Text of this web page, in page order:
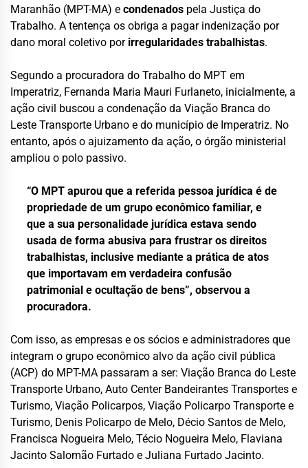
Maranhão (MPT-MA) e condenados pela Justiça do
Trabalho. A tentença os obriga a pagar indenização por
dano moral coletivo por irregularidades trabalhistas.
Segundo a procuradora do Trabalho do MPT em
Imperatriz, Fernanda Maria Mauri Furlaneto, inicialmente, a
ação civil buscou a condenação da Viação Branca do
Leste Transporte Urbano e do município de Imperatriz. No
entanto, após o ajuizamento da ação, o órgão ministerial
ampliou o polo passivo.
“O MPT apurou que a referida pessoa jurídica é de
propriedade de um grupo econômico familiar, e
que a sua personalidade jurídica estava sendo
usada de forma abusiva para frustrar os direitos
trabalhistas, inclusive mediante a prática de atos
que importavam em verdadeira confusão
patrimonial e ocultação de bens”, observou a
procuradora.
Com isso, as empresas e os sócios e administradores que
integram o grupo econômico alvo da ação civil pública
(ACP) do MPT-MA passaram a ser: Viação Branca do Leste
Transporte Urbano, Auto Center Bandeirantes Transportes e
Turismo, Viação Policarpos, Viação Policarpo Transporte e
Turismo, Denis Policarpo de Melo, Décio Santos de Melo,
Francisca Nogueira Melo, Técio Nogueira Melo, Flaviana
Jacinto Salomão Furtado e Juliana Furtado Jacinto.